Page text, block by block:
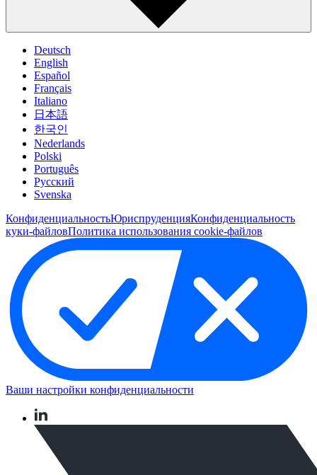
Deutsch
English
Español
Français
Italiano
日本語
한국인
Nederlands
Polski
Português
Pусский
Svenska
КонфиденциальностьЮриспруденцияКонфиденциальность
куки-файловПолитика использования cookie-файлов
Ваши настройки конфиденциальности